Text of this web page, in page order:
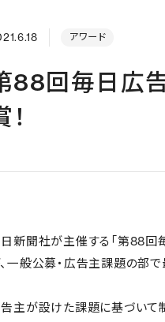
アワード
88回毎日広
！
新聞社が主催する「第88回
一般公募・広告主課題の部
主が設けた課題に基づいて